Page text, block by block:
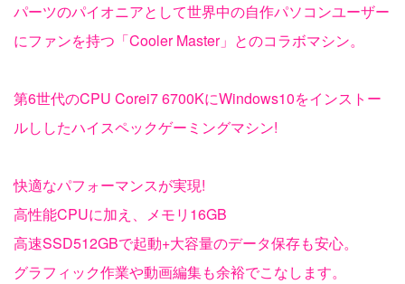
パーツのパイオニアとして世界中の自作パソコンユーザー
にファンを持つ「Cooler Master」とのコラボマシン。
第6世代のCPU Corei7 6700KにWindows10をインストー
ルししたハイスペックゲーミングマシン!
快適なパフォーマンスが実現!
高性能CPUに加え、メモリ16GB
高速SSD512GBで起動+大容量のデータ保存も安心。
グラフィック作業や動画編集も余裕でこなします。